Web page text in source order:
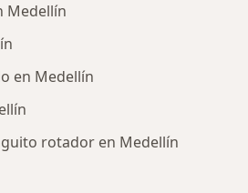
Medellín
en Medellín
rotador en Medellín